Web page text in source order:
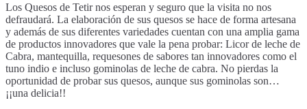
Los Quesos de Tetir nos esperan y seguro que la visita no nos
defraudará. La elaboración de sus quesos se hace de forma artesana
y además de sus diferentes variedades cuentan con una amplia gama
de productos innovadores que vale la pena probar: Licor de leche de
Cabra, mantequilla, requesones de sabores tan innovadores como el
tuno indio e incluso gominolas de leche de cabra. No pierdas la
oportunidad de probar sus quesos, aunque sus gominolas son…
¡¡una delicia!!